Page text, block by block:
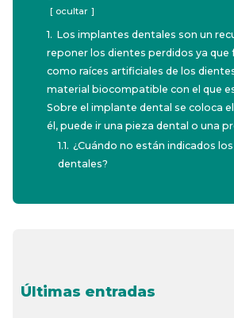
ocultar
1. Los implantes dentales son un
reponer los dientes perdidos ya que
como raíces artificiales de los
material biocompatible con el que
Sobre el implante dental se coloca
él, puede ir una pieza dental o una
1.1. ¿Cuándo no están indicados
dentales?
Últimas entradas